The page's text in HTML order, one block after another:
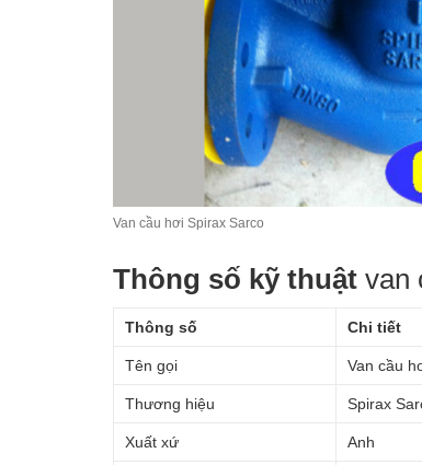
Van cầu hơi Spirax Sarco
Thông số kỹ thuật van
Thông số Chi tiết
Tên gọi Van cầu
Thương hiệu Spirax
Xuất xứ Anh